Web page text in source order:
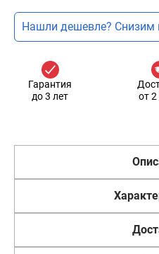
Нашли дешевле? Снизим
Гарантия
до 3 лет
от 2